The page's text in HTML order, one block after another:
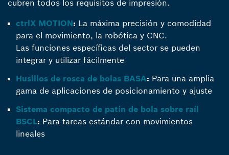
cubren todos los requisitos de impresión.
ctrlX MOTION: La máxima precisión y comodidad
para el movimiento, la robótica y CNC.
Las funciones específicas del sector se pueden
integrar y utilizar fácilmente
Husillos de rosca de bolas BASA: Para una amplia
gama de aplicaciones de posicionamiento y ajuste
Sistema compacto de patín de bola sobre raíl
BSCL: Para tareas estándar con movimientos
lineales